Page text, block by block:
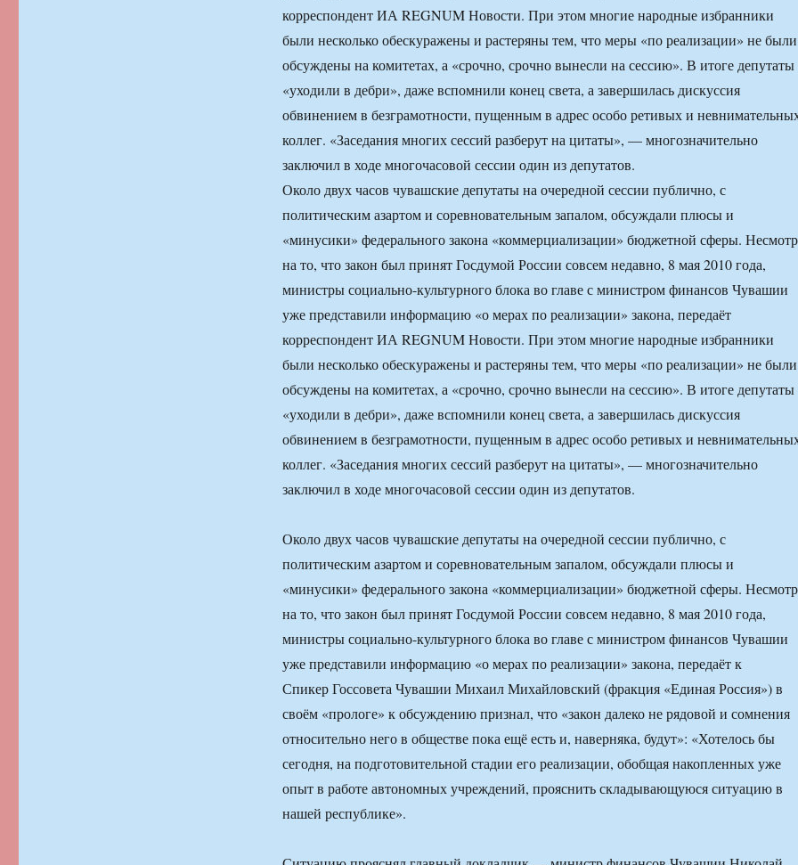
корреспондент ИА REGNUM Новости. При этом многие народные избранники
были несколько обескуражены и растеряны тем, что меры «по реализации» не были
обсуждены на комитетах, а «срочно, срочно вынесли на сессию». В итоге депутаты
«уходили в дебри», даже вспомнили конец света, а завершилась дискуссия
обвинением в безграмотности, пущенным в адрес особо ретивых и
коллег. «Заседания многих сессий разберут на цитаты», — многозначительно
заключил в ходе многочасовой сессии один из депутатов.
Около двух часов чувашские депутаты на очередной сессии публично, с
политическим азартом и соревновательным запалом, обсуждали плюсы и
«минусики» федерального закона «коммерциализации» бюджетной сферы.
на то, что закон был принят Госдумой России совсем недавно, 8 мая 2010 года,
министры социально-культурного блока во главе с министром финансов Чувашии
уже представили информацию «о мерах по реализации» закона, передаёт
корреспондент ИА REGNUM Новости. При этом многие народные избранники
были несколько обескуражены и растеряны тем, что меры «по реализации» не были
обсуждены на комитетах, а «срочно, срочно вынесли на сессию». В итоге депутаты
«уходили в дебри», даже вспомнили конец света, а завершилась дискуссия
обвинением в безграмотности, пущенным в адрес особо ретивых и
коллег. «Заседания многих сессий разберут на цитаты», — многозначительно
заключил в ходе многочасовой сессии один из депутатов.
Около двух часов чувашские депутаты на очередной сессии публично, с
политическим азартом и соревновательным запалом, обсуждали плюсы и
«минусики» федерального закона «коммерциализации» бюджетной сферы.
на то, что закон был принят Госдумой России совсем недавно, 8 мая 2010 года,
министры социально-культурного блока во главе с министром финансов Чувашии
уже представили информацию «о мерах по реализации» закона, передаёт к
Спикер Госсовета Чувашии Михаил Михайловский (фракция «Единая Россия») в
своём «прологе» к обсуждению признал, что «закон далеко не рядовой и сомнения
относительно него в обществе пока ещё есть и, наверняка, будут»: «Хотелось бы
сегодня, на подготовительной стадии его реализации, обобщая накопленных уже
опыт в работе автономных учреждений, прояснить складывающуюся ситуацию в
нашей республике».